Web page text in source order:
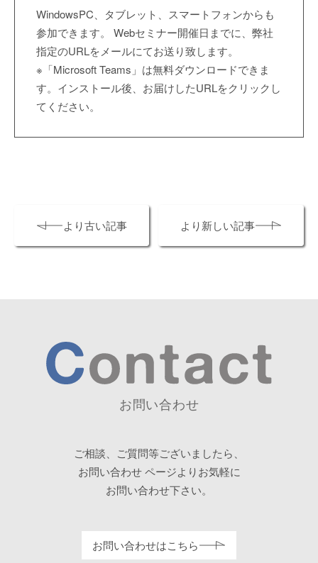
WindowsPC、タブレット、スマートフォンからも
参加できます。 Webセミナー開催日までに、弊社
指定のURLをメールにてお送り致します。
※「Microsoft Teams」は無料ダウンロードできま
す。インストール後、お届けしたURLをクリックし
てください。
より古い記事 より新しい記事
お問い合わせ
ご相談、ご質問等ございましたら、
お問い合わせページよりお気軽に
お問い合わせ下さい。
お問い合わせはこちら